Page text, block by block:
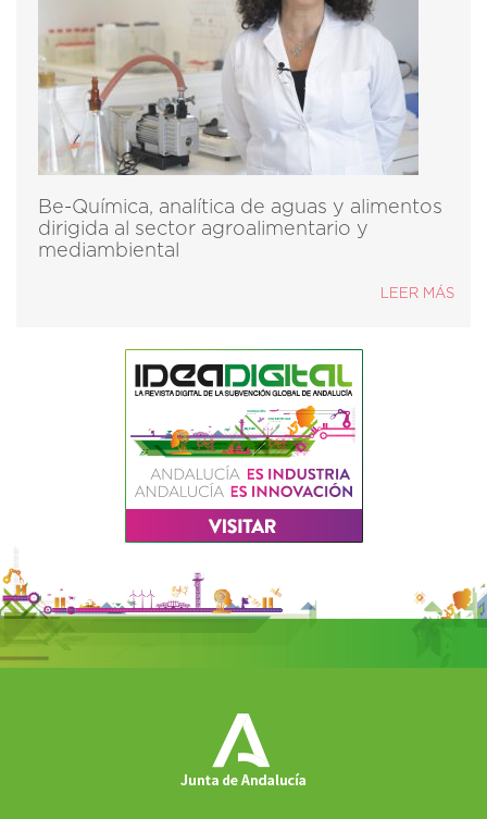
Be-Química, analítica de aguas y alimentos
dirigida al sector agroalimentario y
mediambiental
LEER MÁS